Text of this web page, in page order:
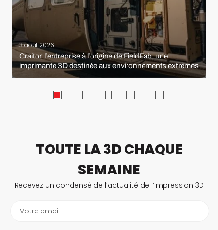
3 août 2026
Craitor, l’entreprise à l’origine de FieldFab, une
imprimante 3D destinée aux environnements extrêmes
TOUTE LA 3D CHAQUE
SEMAINE
Recevez un condensé de l’actualité de l’impression 3D
Votre email